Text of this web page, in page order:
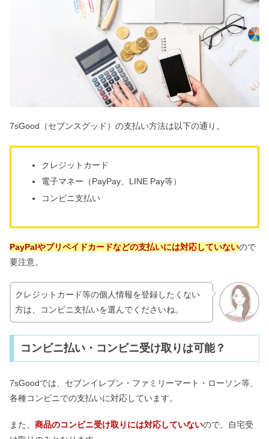
7sGood（セブンスグッド）の支払い方法は以下の通り。
クレジットカード
電子マネー（PayPay、LINE Pay等）
コンビニ支払い
PayPalやプリペイドカードなどの支払いには対応していないので
要注意。
クレジットカード等の個人情報を登録したくない
方は、コンビニ支払いを選んでくださいね。
コンビニ払い・コンビニ受け取りは可能？
7sGoodでは、セブンイレブン・ファミリーマート・ローソン等、
各種コンビニでの支払いに対応しています。
また、 商品のコンビニ受け取りには対応していないので、自宅受